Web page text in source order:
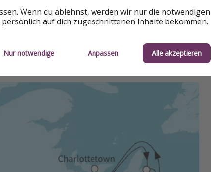
Wenn du ablehnst, werden wir nur die notwendigen
auf dich zugeschnittenen Inhalte bekommen.
Nur notwendige Anpassen Alle akzeptieren